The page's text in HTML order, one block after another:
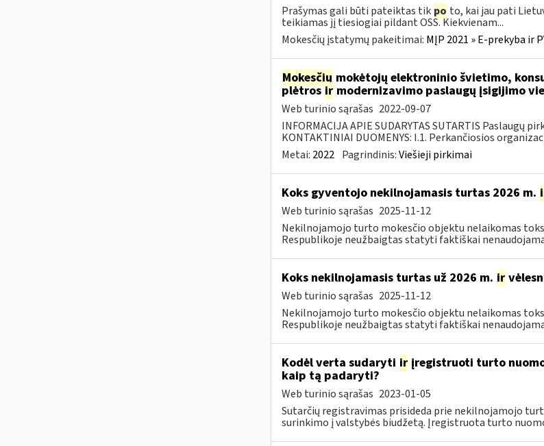
Prašymas gali būti pateiktas tik po to, kai jau pati
teikiamas jį tiesiogiai pildant OSS. Kiekvienam...
Mokesčių įstatymų pakeitimai: MĮP 2021 » E-prekyba ir
Mokesčiųmokėtojų elektroninio švietimo,
plėtrosirmodernizavimo paslaugų įsigijimo
Web turinio sąrašas 2022-09-07
INFORMACIJA APIE SUDARYTAS SUTARTIS Paslaugų
KONTAKTINIAI DUOMENYS: I.1. Perkančiosios
Metai: 2022 Pagrindinis:Viešieji pirkimai
Koks gyventojo nekilnojamasis turtas 2026 m.
Web turinio sąrašas 2025-11-12
Nekilnojamojo turto mokesčio objektu nelaikomas
Respublikoje neužbaigtas statyti faktiškai
Koks nekilnojamasis turtas už 2026 m. ir
Web turinio sąrašas 2025-11-12
Nekilnojamojo turto mokesčio objektu nelaikomas
Respublikoje neužbaigtas statyti faktiškai
Kodėl verta sudaryti irįregistruoti turto
kaip tą padaryti?
Web turinio sąrašas 2023-01-05
Sutarčių registravimas prisideda prie nekilnojamojo
surinkimo į valstybės biudžetą. Įregistruota turto